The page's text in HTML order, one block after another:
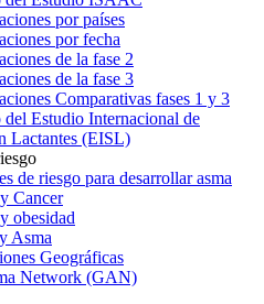
por países
por fecha
de la fase 2
de la fase 3
Comparativas fases 1 y 3
del Estudio Internacional de
Lactantes (EISL)
de riesgo para desarrollar asma
Cancer
obesidad
Asma
Geográficas
Network (GAN)